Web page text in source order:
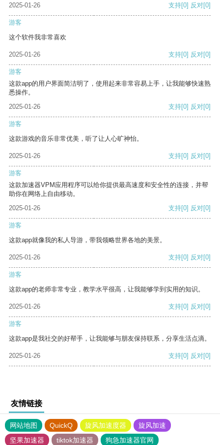
2025-01-26
支持[0] 反对[0]
游客
这个软件我非常喜欢
2025-01-26 支持[0] 反对[0]
游客
这款app的用户界面简洁明了，使用起来非常容易上手，让我能够快速熟
悉操作。
2025-01-26
支持[0] 反对[0]
游客
这款游戏的音乐非常优美，听了让人心旷神怡。
2025-01-26 支持[0] 反对[0]
游客
这款加速器VPM应用程序可以给你提供最高速度和安全性的连接，并帮
助你在网络上自由移动。
2025-01-26
支持[0] 反对[0]
游客
这款app就像我的私人导游，带我领略世界各地的美景。
2025-01-26 支持[0] 反对[0]
游客
这款app的老师非常专业，教学水平很高，让我能够学到实用的知识。
2025-01-26 支持[0] 反对[0]
游客
这款app是我社交的好帮手，让我能够与朋友保持联系，分享生活点滴。
2025-01-26 支持[0] 反对[0]
友情链接
网站地图 QuickQ 旋风加速度器
旋风加速
坚果加速器
tiktok加速器 狗急加速器官网